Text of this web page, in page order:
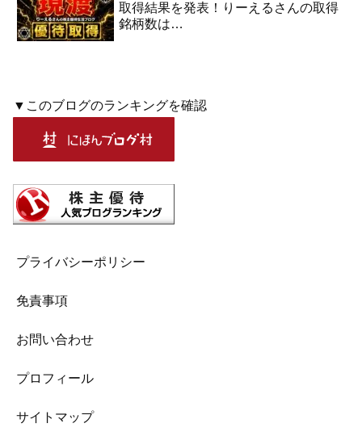
取得結果を発表！りーえるさんの取得
銘柄数は…
▼このブログのランキングを確認
プライバシーポリシー
免責事項
お問い合わせ
プロフィール
サイトマップ